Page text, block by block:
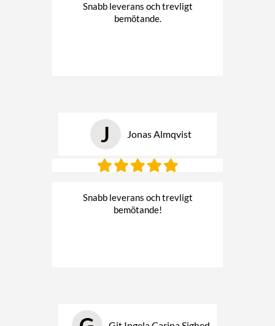
Snabb leverans och trevligt
bemötande.
J Jonas Almqvist
Snabb leverans och trevligt
bemötande!